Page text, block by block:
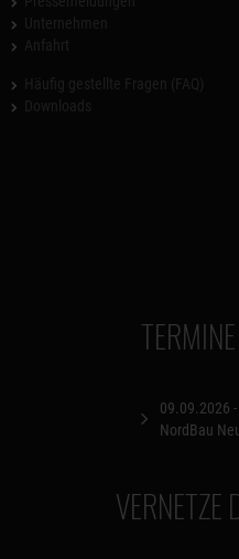
09.09.2026
NordBau